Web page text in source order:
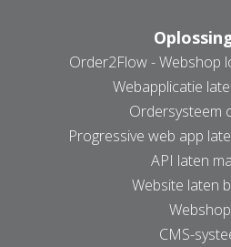
Order2Flow - Webshop
Webapplicatie
Ordersysteem
Progressive web app
API laten
Website laten
CMS-